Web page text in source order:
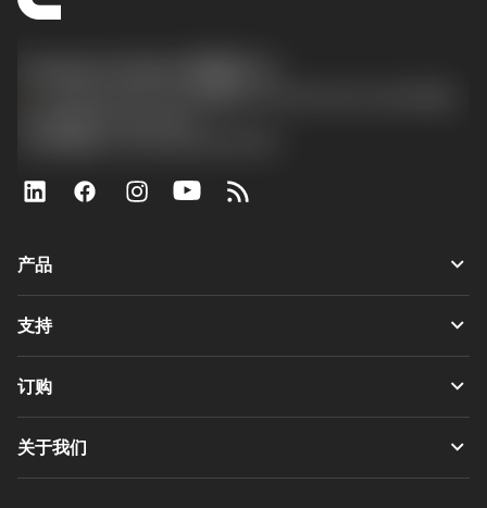
产品 keyboard_arrow_down
所有软件
翻新
支持 keyboard_arrow_down
分销商和专业人士
计算器和应用程序
订购 keyboard_arrow_down
订购
关于我们 keyboard_arrow_down